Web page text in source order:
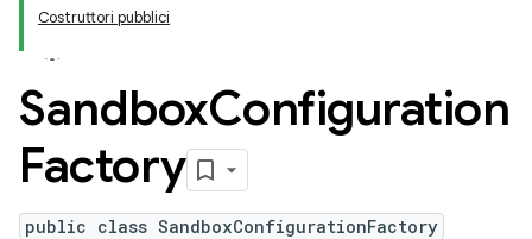
Costruttori pubblici
SandboxConfiguration
Factory
public class SandboxConfigurationFactory